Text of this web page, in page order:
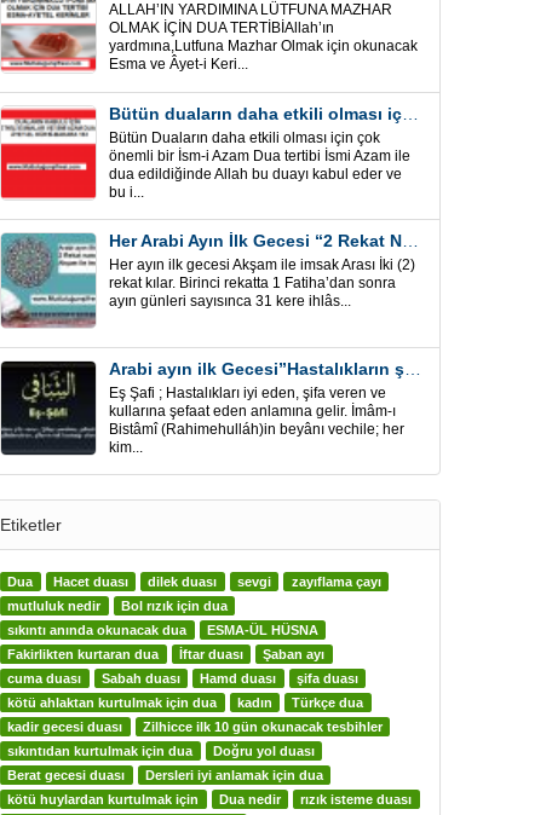
ALLAH’IN YARDIMINA LÜTFUNA MAZHAR
OLMAK İÇİN DUA TERTİBİAllah’ın
yardmına,Lutfuna Mazhar Olmak için okunacak
Esma ve Âyet-i Keri...
Bütün duaların daha etkili olması için önemli bir İsm-i Azam Dua Tertibi
Bütün Duaların daha etkili olması için çok
önemli bir İsm-i Azam Dua tertibi İsmi Azam ile
dua edildiğinde Allah bu duayı kabul eder ve
bu i...
Her Arabi Ayın İlk Gecesi “2 Rekat Namaz” O Ay tüm belalardan kurtuluş
Her ayın ilk gecesi Akşam ile imsak Arası İki (2)
rekat kılar. Birinci rekatta 1 Fatiha’dan sonra
ayın günleri sayısınca 31 kere ihlâs...
Arabi ayın ilk Gecesi”Hastalıkların şifa için” Eş-Şafi
Eş Şafi ; Hastalıkları iyi eden, şifa veren ve
kullarına şefaat eden anlamına gelir. İmâm-ı
Bistâmî (Rahimehulláh)in beyânı vechile; her
kim...
Etiketler
Dua Hacet duası dilek duası sevgi
zayıflama çayı
mutluluk nedir
Bol rızık için dua
sıkıntı anında okunacak dua
ESMA-ÜL HÜSNA
Fakirlikten kurtaran dua
İftar duası
Şaban ayı
cuma duası
Sabah duası Hamd duası
şifa duası
kötü ahlaktan kurtulmak için dua
kadın
Türkçe dua
kadir gecesi duası
Zilhicce ilk 10 gün okunacak tesbihler
sıkıntıdan kurtulmak için dua
Doğru yol duası
Berat gecesi duası
Dersleri iyi anlamak için dua
kötü huylardan kurtulmak için
Dua nedir rızık isteme duası